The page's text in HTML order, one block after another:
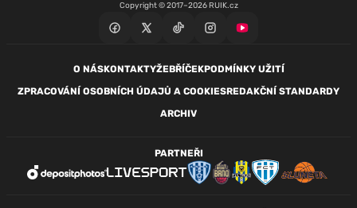
Copyright © 2017–2026 RUIK.cz
O NÁSKONTAKTYŽEBŘÍČEKPODMÍNKY UŽITÍ
ZPRACOVÁNÍ OSOBNÍCH ÚDAJŮ A COOKIESREDAKČNÍ STANDARDY
ARCHIV
PARTNEŘI